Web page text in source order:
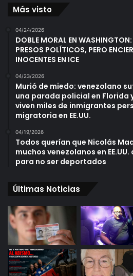
Más visto
04/24/2026
DOBLE MORAL EN
PRESOS POLÍTICOS, PERO
INOCENTES EN ICE
04/23/2026
Murió de miedo: venezolano
una parada policial en Florida
viven miles de inmigrantes
migratoria en EE.UU.
04/19/2026
Todos querían que Nicolás
muchos venezolanos en
para no ser deportados
Últimas Noticias